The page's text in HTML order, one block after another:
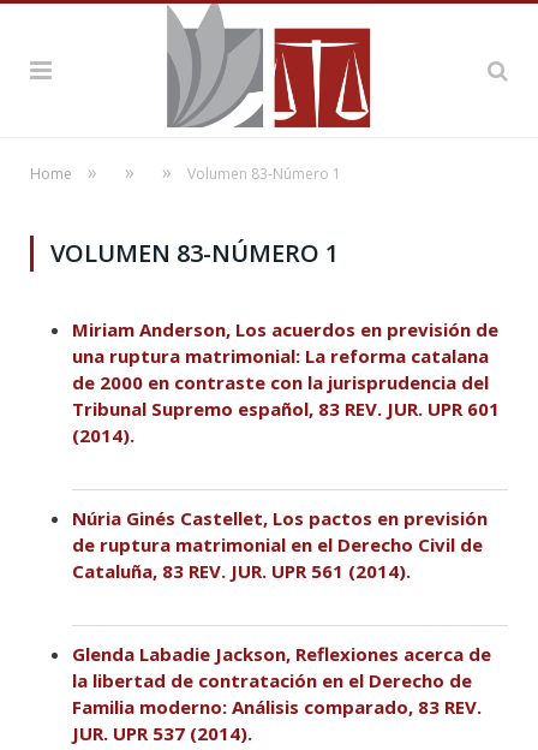
Home » » » Volumen 83-Número 1
VOLUMEN 83-NÚMERO 1
Miriam Anderson, Los acuerdos en previsión de
una ruptura matrimonial: La reforma catalana
de 2000 en contraste con la jurisprudencia del
Tribunal Supremo español, 83 REV. JUR. UPR 601
(2014).
Núria Ginés Castellet, Los pactos en previsión
de ruptura matrimonial en el Derecho Civil de
Cataluña, 83 REV. JUR. UPR 561 (2014).
Glenda Labadie Jackson, Reflexiones acerca de
la libertad de contratación en el Derecho de
Familia moderno: Análisis comparado, 83 REV.
JUR. UPR 537 (2014).